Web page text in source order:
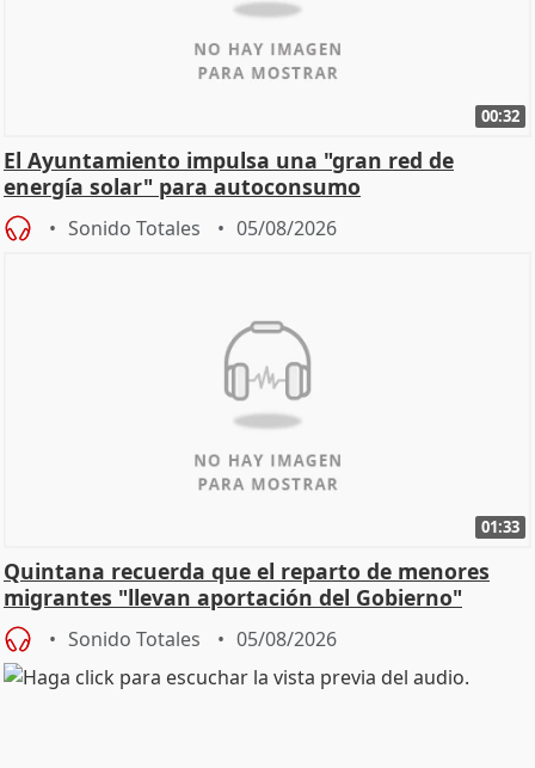
00:32
El Ayuntamiento impulsa una "gran red de
energía solar" para autoconsumo
Sonido Totales 05/08/2026
01:33
Quintana recuerda que el reparto de menores
migrantes "llevan aportación del Gobierno"
central
Sonido Totales 05/08/2026